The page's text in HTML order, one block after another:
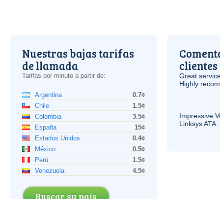
Nuestras bajas tarifas
de llamada
Tarifas por minuto a partir de:
Argentina
0.7¢
Chile
1.5¢
Colombia
3.5¢
España
15¢
Estados Unidos
0.4¢
México
0.5¢
Perú
1.5¢
Venezuela
4.5¢
Buscar su país
clientes
Great
Highly
Impressive
LinksysATA